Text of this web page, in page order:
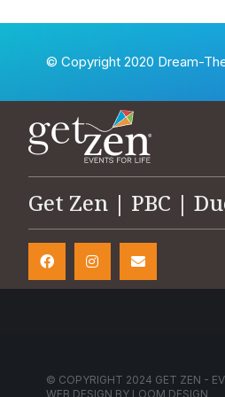
© Copyright 2020 Dream-
Get Zen | PBC |
© COPYRIGHT 2024 GET ZEN -
WEB DESIGN BY LOOM DESIGN